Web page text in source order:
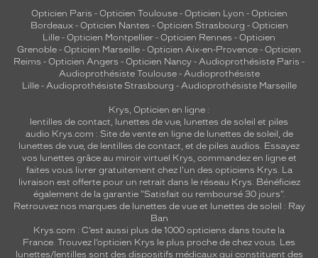
Opticien Paris - Opticien Toulouse- Opticien Lyon - Opticien
Bordeaux- Opticien Nantes - Opticien Strasbourg - Opticien
Lille - Opticien Montpellier - Opticien Rennes - Opticien
Grenoble - Opticien Marseille - Opticien Aix-en-Provence - Opticien
Reims - Opticien Angers - Opticien Nancy - Audioprothésiste Paris -
Audioprothésiste Toulouse- Audioprothésiste
Lille- Audioprothésiste Strasbourg - Audioprothésiste Marseille
Krys, Opticien en ligne :
lentilles de contact, lunettes de vue, lunettes de soleil et piles
audio Krys.com : Site de vente en ligne de lunettes de soleil, de
lunettes de vue, de lentilles de contact, et de piles audios. Essayez
vos lunettes grâce au miroir virtuel Krys, commandez en ligne et
faites vous livrer gratuitement chez l'un des opticiens Krys. La
livraison est offerte pour un retrait dans le réseau Krys. Bénéficiez
également de la garantie "Satisfait ou remboursé 30 jours".
Retrouvez nos marques de lunettes de vue et lunettes de soleil : Ray
Ban
Krys.com : C’est aussi plus de 1000 opticiens dans toute la
France. Trouvez l’opticien Krys le plus proche de chez vous. Les
lunettes/lentilles sont des dispositifs médicaux qui constituent des